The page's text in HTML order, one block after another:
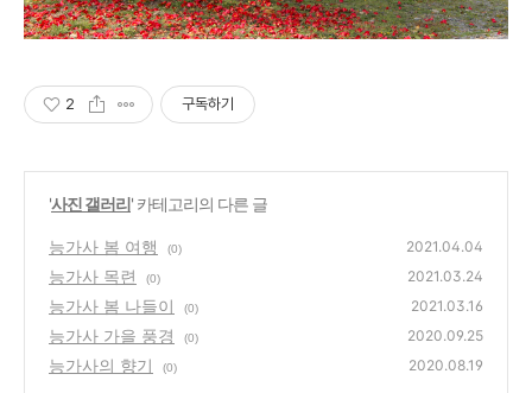
2 구독하기
'사진 갤러리' 카테고리의 다른 글
능가사 봄 여행 (0) 2021.04.04
능가사 목련 (0) 2021.03.24
능가사 봄 나들이 (0) 2021.03.16
능가사 가을 풍경 (0) 2020.09.25
능가사의 향기 (0) 2020.08.19